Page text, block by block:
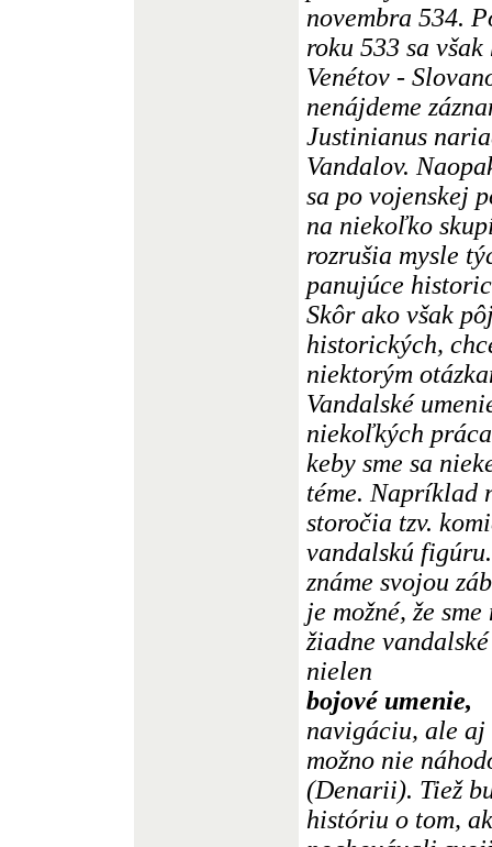
novembra 534.
roku 533 sa
Venétov -
nenájdeme
Justinianus
Vandalov.
sa po vojenskej
na niekoľko
rozrušia mysle
panujúce
Skôr ako však
historických,
niektorým
Vandalské
niekoľkých
keby sme sa
téme. Napríklad
storočia tzv.
vandalskú
známe svojou
je možné, že
žiadne
nielen
bojové umenie,
navigáciu, ale
možno nie
(Denarii). Tiež
históriu o tom,